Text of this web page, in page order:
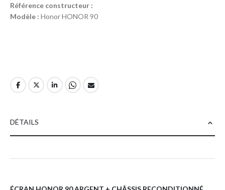
Référence constructeur :
Modèle : Honor HONOR 90
DÉTAILS